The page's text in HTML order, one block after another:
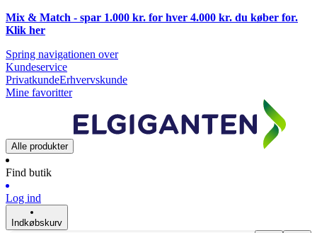
Mix & Match - spar 1.000 kr. for hver 4.000 kr. du køber for.
Klik her
Spring navigationen over
Kundeservice
PrivatkundeErhvervskunde
Mine favoritter
Alle produkter
Find butik
Log ind
Indkøbskurv